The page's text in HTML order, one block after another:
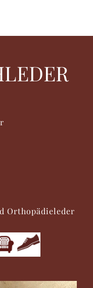
Orthopädieleder